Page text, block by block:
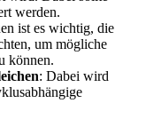
werden.
ist es wichtig, die
um mögliche
können.
: Dabei wird